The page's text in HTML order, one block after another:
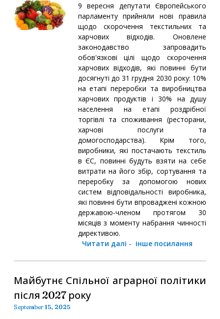
9 вересня депутати Європейського
парламенту прийняли нові правила
щодо скорочення текстильних та
харчових відходів. Оновлене
законодавство запровадить
обов'язкові цілі щодо скорочення
харчових відходів, які повинні бути
досягнуті до 31 грудня 2030 року: 10%
на етапі переробки та виробництва
харчових продуктів і 30% на душу
населення на етапі роздрібної
торгівлі та споживання (ресторани,
харчові послуги та
домогосподарства). Крім того,
виробники, які постачають текстиль
в ЄС, повинні будуть взяти на себе
витрати на його збір, сортування та
переробку за допомогою нових
систем відповідальності виробника,
які повинні бути впроваджені кожною
державою-членом протягом 30
місяців з моменту набрання чинності
директивою.
Читати далі - інше посилання
Майбутнє Спільної аграрної політики
після 2027 року
September 15, 2025